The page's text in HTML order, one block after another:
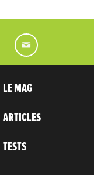
LE MAG
ARTICLES
TESTS